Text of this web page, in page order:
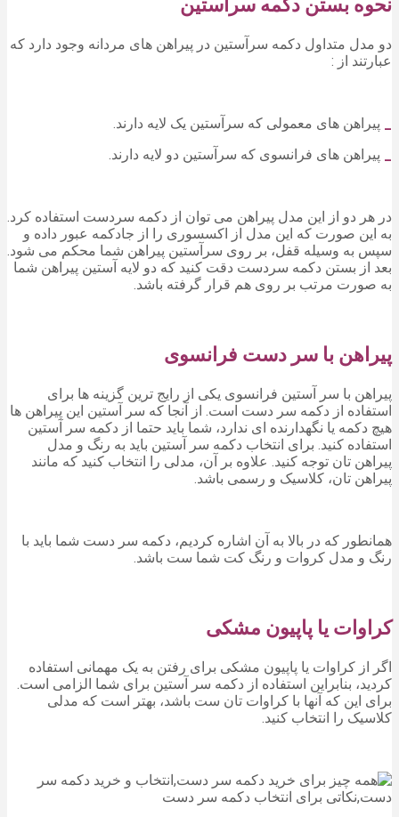
نحوه بستن دکمه سرآستین
دو مدل متداول دکمه سرآستین در پیراهن های مردانه وجود دارد که
عبارتند از :
پیراهن های معمولی که سرآستین یک لایه دارند.
پیراهن های فرانسوی که سرآستین دو لایه دارند.
در هر دو از این مدل پیراهن می توان از دکمه سردست استفاده کرد.
به این صورت که این مدل از اکسسوری را از جادکمه عبور داده و
سپس به وسیله قفل، بر روی سرآستین پیراهن شما محکم می شود.
بعد از بستن دکمه سردست دقت کنید که دو لایه آستین پیراهن شما
به صورت مرتب بر روی هم قرار گرفته باشد.
پیراهن با سر دست فرانسوی
پیراهن با سر آستین فرانسوی یکی از رایج ترین گزینه ها برای
استفاده از دکمه سر دست است. از آنجا که سر آستین این پیراهن ها
هیچ دکمه یا نگهدارنده ای ندارد، شما باید حتما از دکمه سر آستین
استفاده کنید. برای انتخاب دکمه سر آستین باید به رنگ و مدل
پیراهن تان توجه کنید. علاوه بر آن، مدلی را انتخاب کنید که مانند
پیراهن تان، کلاسیک و رسمی باشد.
همانطور که در بالا به آن اشاره کردیم، دکمه سر دست شما باید با
رنگ و مدل کروات و رنگ کت شما ست باشد.
کراوات یا پاپیون مشکی
اگر از کراوات یا پاپیون مشکی برای رفتن به یک مهمانی استفاده
کردید، بنابراین استفاده از دکمه سر آستین برای شما الزامی است.
برای این که آنها با کراوات تان ست باشد، بهتر است که مدلی
کلاسیک را انتخاب کنید.